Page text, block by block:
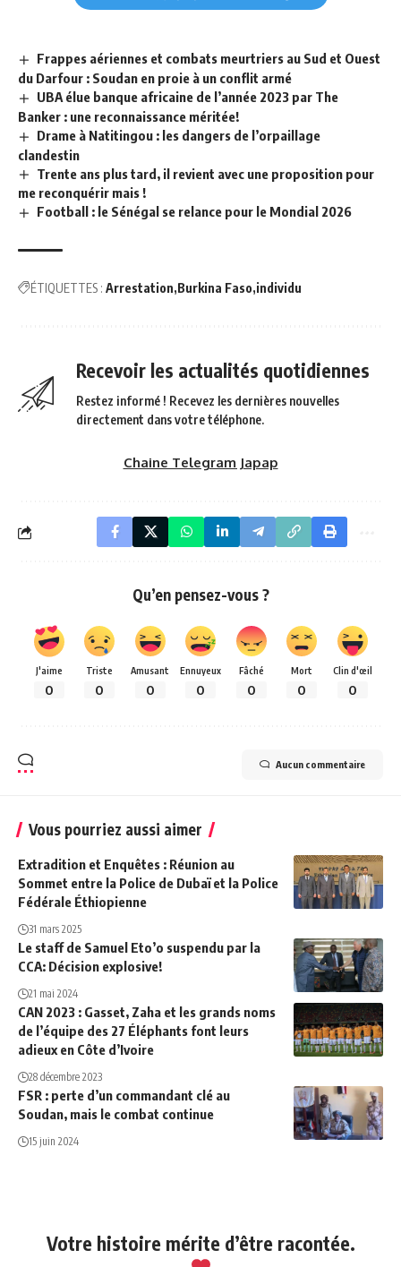
Frappes aériennes et combats meurtriers au Sud et Ouest
du Darfour : Soudan en proie à un conflit armé
UBA élue banque africaine de l’année 2023 par The
Banker : une reconnaissance méritée!
Drame à Natitingou : les dangers de l’orpaillage
clandestin
Trente ans plus tard, il revient avec une proposition pour
me reconquérir mais !
Football : le Sénégal se relance pour le Mondial 2026
ÉTIQUETTES : Arrestation Burkina Faso individu
Recevoir les actualités quotidiennes
Restez informé ! Recevez les dernières nouvelles
directement dans votre téléphone.
Chaine Telegram Japap
Qu’en pensez-vous ?
J'aime
0
Triste
0
Amusant
0
Ennuyeux
0
Fâché
0
Mort
0
Clin d'œil
0
Aucun commentaire
Vous pourriez aussi aimer
Extradition et Enquêtes : Réunion au
Sommet entre la Police de Dubaï et la Police
Fédérale Éthiopienne
31 mars 2025
Le staff de Samuel Eto’o suspendu par la
CCA: Décision explosive!
21 mai 2024
CAN 2023 : Gasset, Zaha et les grands noms
de l’équipe des 27 Éléphants font leurs
adieux en Côte d’Ivoire
28 décembre 2023
FSR : perte d’un commandant clé au
Soudan, mais le combat continue
15 juin 2024
Votre histoire mérite d’être racontée.